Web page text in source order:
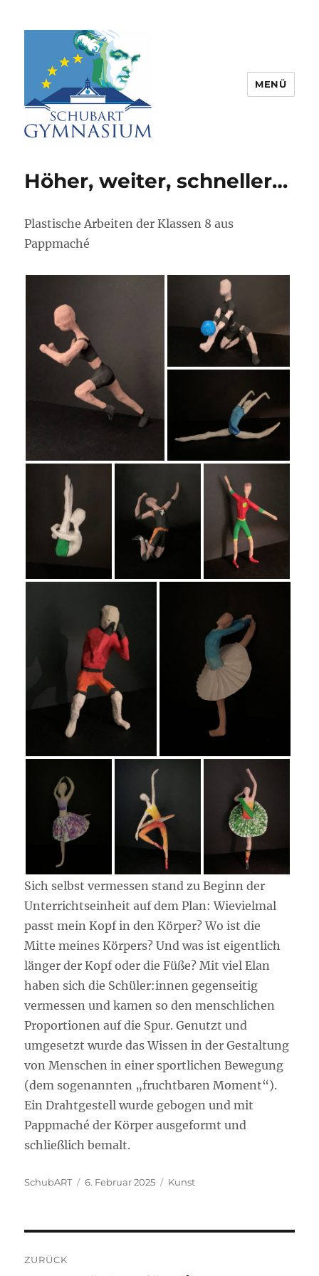
Partnerschule für Europa |
MENÜ
Höher, weiter, schneller…
Plastische Arbeiten der Klassen 8 aus
Pappmaché
Sich selbst vermessen stand zu Beginn der
Unterrichtseinheit auf dem Plan: Wievielmal
passt mein Kopf in den Körper? Wo ist die
Mitte meines Körpers? Und was ist eigentlich
länger der Kopf oder die Füße? Mit viel Elan
haben sich die Schüler:innen gegenseitig
vermessen und kamen so den menschlichen
Proportionen auf die Spur. Genutzt und
umgesetzt wurde das Wissen in der Gestaltung
von Menschen in einer sportlichen Bewegung
(dem sogenannten „fruchtbaren Moment“).
Ein Drahtgestell wurde gebogen und mit
Pappmaché der Körper ausgeformt und
schließlich bemalt.
Autor
SchubART
Veröffentlicht
6. Februar 2025 Kategorien
Kunst
ZURÜCK